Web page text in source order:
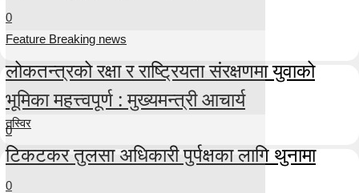
0
Feature Breaking news
लोकतन्त्रको रक्षा र राष्ट्रियता संरक्षणमा युवाको
भूमिका महत्त्वपूर्ण : मुख्यमन्त्री आचार्य
0
तस्विर
टिकटकर तुलसा अधिकारी पुर्पक्षका लागि थुनामा
0